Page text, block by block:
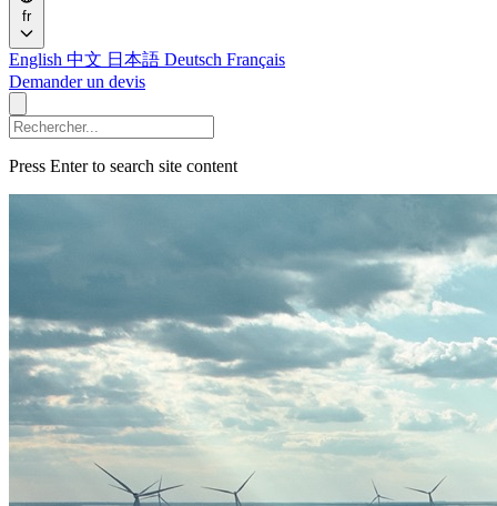
fr
English 中文 日本語 Deutsch Français
Demander un devis
Press Enter to search site content